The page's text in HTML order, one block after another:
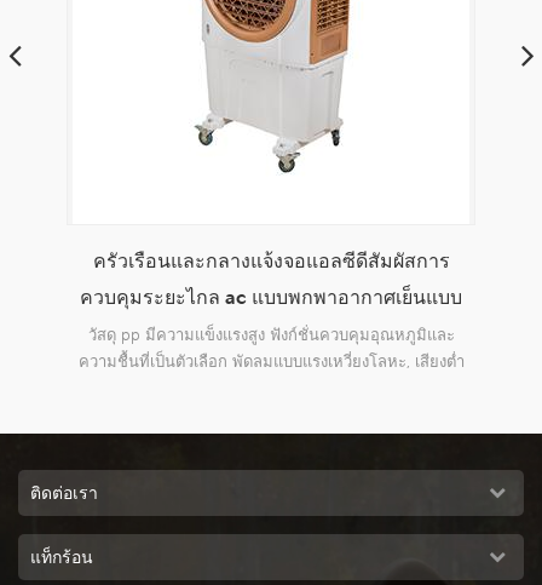
envirotech 8000cmh บ้านใช้ในประเทศแบบพก
พาอากาศเย็นแบบระเหย
การออกแบบใหม่ล่าสุดเหมาะสำหรับการใช้งานในร่มและ
กลางแจ้งเชิงพาณิชย์และอุตสาหกรรมทุกชนิด
ติดต่อเรา
แท็กร้อน